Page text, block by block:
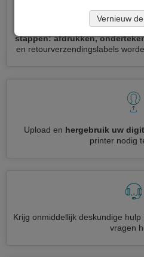
Verminder uw Guinea
stappen: afdrukken,
en retourverzendingslabels
Upload en hergebruik uw
printer nodig
Krijg onmiddellijk deskundige
vragen
Vernieuw